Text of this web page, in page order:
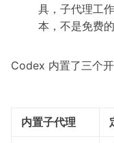
具，子代理工
本，不是免费的
Codex 内置了三个
内置子代理